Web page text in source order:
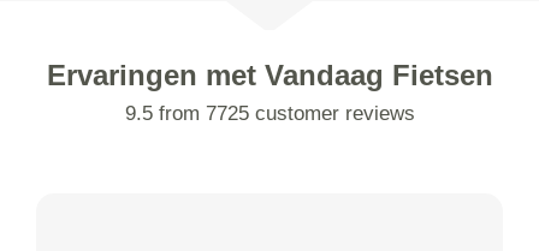
Ervaringen met Vandaag Fietsen
9.5 from 7725 customer reviews